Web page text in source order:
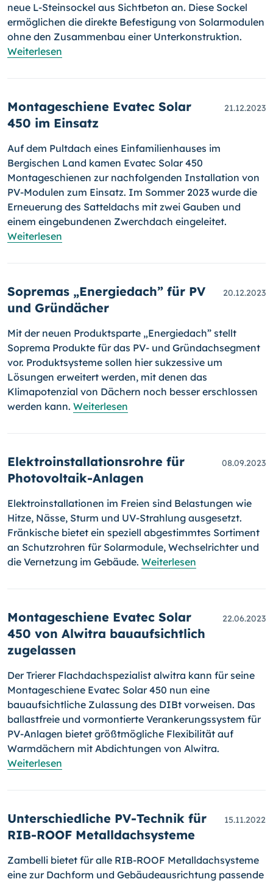
neue L-Steinsockel aus Sichtbeton an. Diese Sockel
ermöglichen die direkte Befestigung von Solarmodulen
ohne den Zusammenbau einer Unterkonstruktion.
Weiterlesen
Montageschiene Evatec Solar
450 im Einsatz
21.12.2023
Auf dem Pultdach eines Einfamilienhauses im
Bergischen Land kamen Evatec Solar 450
Montageschienen zur nachfolgenden Installation von
PV-Modulen zum Einsatz. Im Sommer 2023 wurde die
Erneuerung des Satteldachs mit zwei Gauben und
einem eingebundenen Zwerchdach eingeleitet.
Weiterlesen
Sopremas „Energiedach” für PV
und Gründächer
20.12.2023
Mit der neuen Produktsparte „Energiedach” stellt
Soprema Produkte für das PV- und Gründachsegment
vor. Produktsysteme sollen hier sukzessive um
Lösungen erweitert werden, mit denen das
Klimapotenzial von Dächern noch besser erschlossen
werden kann. Weiterlesen
Elektroinstallationsrohre für
Photovoltaik-Anlagen
08.09.2023
Elektroinstallationen im Freien sind Belastungen wie
Hitze, Nässe, Sturm und UV-Strahlung ausgesetzt.
Fränkische bietet ein speziell abgestimmtes Sortiment
an Schutzrohren für Solarmodule, Wechselrichter und
die Vernetzung im Gebäude. Weiterlesen
Montageschiene Evatec Solar
450 von Alwitra bauaufsichtlich
zugelassen
22.06.2023
Der Trierer Flachdachspezialist alwitra kann für seine
Montageschiene Evatec Solar 450 nun eine
bauaufsichtliche Zulassung des DIBt vorweisen. Das
ballastfreie und vormontierte Verankerungssystem für
PV-Anlagen bietet größtmögliche Flexibilität auf
Warmdächern mit Abdichtungen von Alwitra.
Weiterlesen
Unterschiedliche PV-Technik für
RIB-ROOF Metalldachsysteme
15.11.2022
Zambelli bietet für alle RIB-ROOF Metalldachsysteme
eine zur Dachform und Gebäudeausrichtung passende